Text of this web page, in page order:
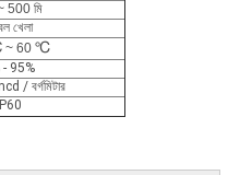
500 মি
খেলা
~ 60℃
- 95%
/ বর্গমিটার
IP60